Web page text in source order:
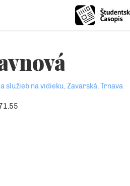
služieb na vidieku, Zavarská, Trnava